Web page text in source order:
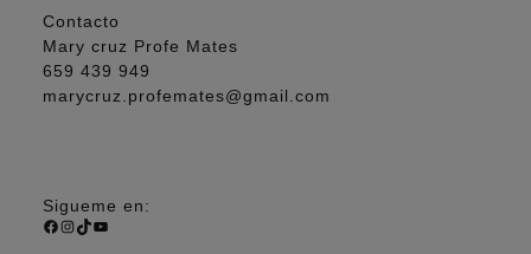
Contacto
Mary cruz Profe Mates
659 439 949
marycruz.profemates@gmail.com
Sigueme en:
Facebook
Instagram
TikTok
YouTube